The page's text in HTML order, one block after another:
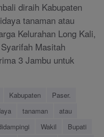
diraih Kabupaten
tanaman atau
Kelurahan Long Kali,
Masitah
3 Jambu untuk
Kabupaten
Paser.
tanaman
atau
Wakil
Bupati